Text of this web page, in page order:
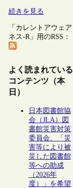
続きを見る
「カレントアウェア
ネス-R」用のRSS：
よく読まれている
コンテンツ（本
日）
日本図書館協
会（JLA）図
書館災害対策
委員会、「災
害等により被
災した図書館
等への助成
（2026年
度）」を希望